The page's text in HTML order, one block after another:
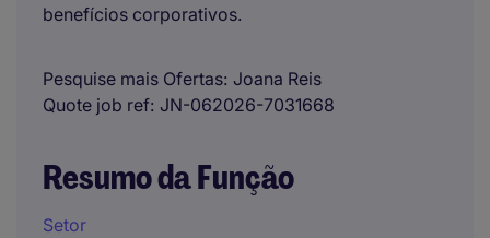
benefícios corporativos.
Pesquise mais Ofertas Joana Reis
Quote job ref JN-062026-7031668
Resumo da Função
Setor